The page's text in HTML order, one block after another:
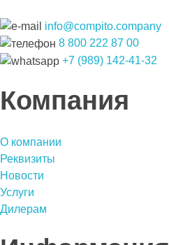
info@compito.company
8 800 222 87 00
+7 (989) 142-41-32
Компания
О компании
Реквизиты
Новости
Услуги
Дилерам